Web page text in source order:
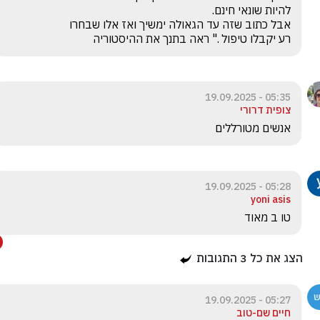
רע יקבלו טיפול ." ראה בתנך את ההיסטוריה
05:35 - 19.09.2025
צופית דרורי
אנשים מטורללים
05:28 - 19.09.2025
yoni asis
טו ב מאוד
הצג את כל 3 התגובות
05:27 - 19.09.2025
חיים שם-טוב